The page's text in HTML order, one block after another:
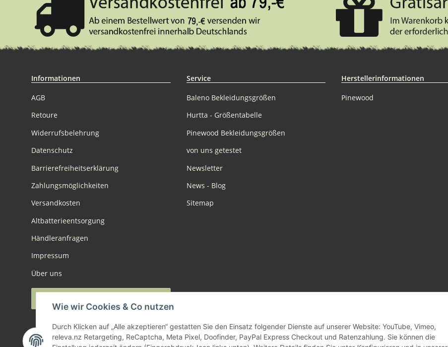
Wie wir Cookies & Co nutzen
Durch Klicken auf „Alle akzeptieren“ gestatten Sie den Einsatz folgender Dienste auf unserer Website: YouTube, Vimeo,
releva.nz Retargeting, ReCaptcha, Meta Pixel, Doofinder, PayPal Express Checkout und Ratenzahlung. Sie können die
Informationen
AGB
Retoure
Widerrufsbelehrung
Datenschutz
Barrierefreiheitserklärung
Zahlungsmöglichkeiten
Versandkosten
Altbatterieentsorgung
Händleranfragen
Impressum
Über uns
Service
Baleno Bekleidungsgrößen
Hurtta - Größentabelle
Pinewood Bekleidungsgrößen
von uns getestet
Newsletter
News - Blog
Sitemap
Herstellerinformationen
Pinewood